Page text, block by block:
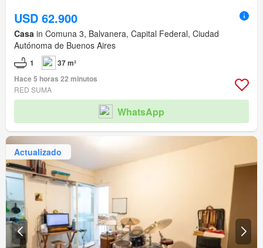
USD 62.900
Casa in Comuna 3, Balvanera, Capital Federal, Ciudad
Autónoma de Buenos Aires
1
37 m²
Hace 5 horas 22 minutos
RED SUMA
WhatsApp
Actualizado